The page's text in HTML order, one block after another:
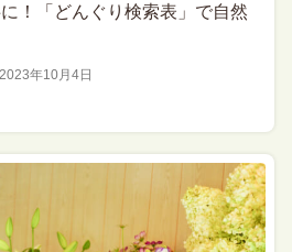
2023年10月4日
！「どんぐり検索表」で自然